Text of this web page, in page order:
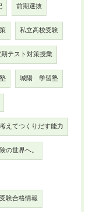
前期選抜
私立高校受験
テスト対策授業
城陽 学習塾
えてつくりだす能力
の世界へ。
験合格情報